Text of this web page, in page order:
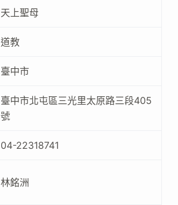
天上聖母
道教
臺中市
臺中市北屯區三光里太原路三段405
號
04-22318741
林銘洲